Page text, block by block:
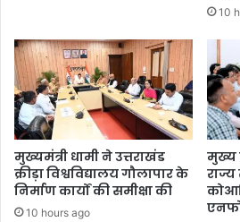
10
मुख्यमंत्री धामी ने उत्तराखंड
क्रीड़ा विश्वविद्यालय गौलापार के
निर्माण कार्यों की समीक्षा की
10 hours ago
मुख्य